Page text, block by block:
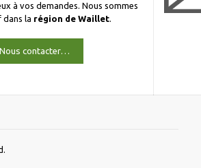
à vos demandes. Nous sommes
dans la région de Waillet.
Nous contacter…